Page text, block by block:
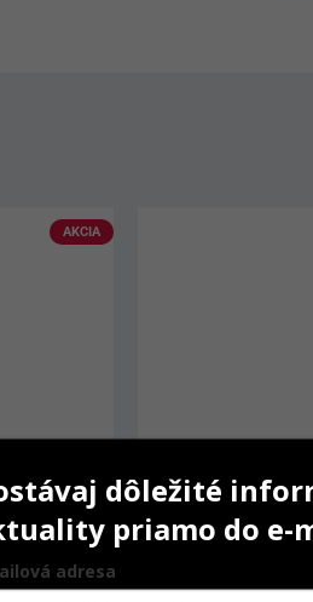
AKCIA
ks IPS e.max Ceram
dôležité
priamo do e-
adresa